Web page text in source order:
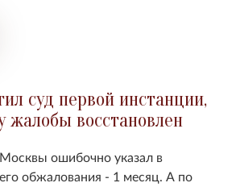
суд первой инстанции,
жалобы восстановлен
ошибочно указал в
обжалования - 1 месяц. А по